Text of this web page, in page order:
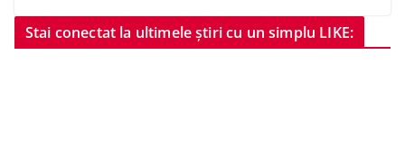
Stai conectat la ultimele știri cu un simplu LIKE: